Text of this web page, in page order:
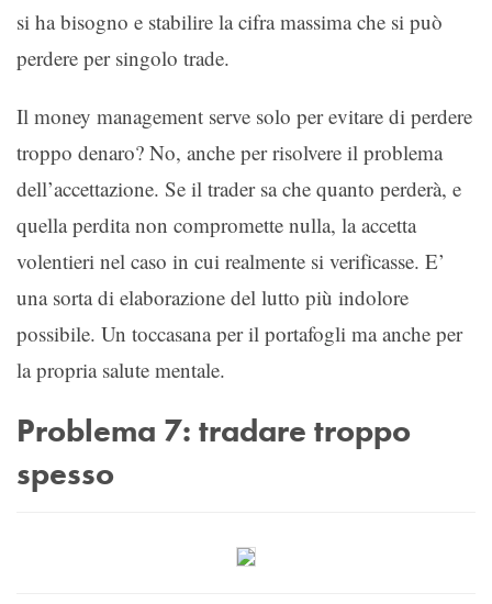
si ha bisogno e stabilire la cifra massima che si può
perdere per singolo trade.
Il money management serve solo per evitare di perdere
troppo denaro? No, anche per risolvere il problema
dell’accettazione. Se il trader sa che quanto perderà, e
quella perdita non compromette nulla, la accetta
volentieri nel caso in cui realmente si verificasse. E’
una sorta di elaborazione del lutto più indolore
possibile. Un toccasana per il portafogli ma anche per
la propria salute mentale.
Problema 7: tradare troppo
spesso